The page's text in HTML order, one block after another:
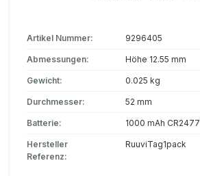
Artikel Nummer: 9296405
Abmessungen: Höhe 12.55 mm
Gewicht: 0.025 kg
Durchmesser: 52 mm
Batterie: 1000 mAh CR2477
Hersteller
Referenz:
RuuviTag1pack